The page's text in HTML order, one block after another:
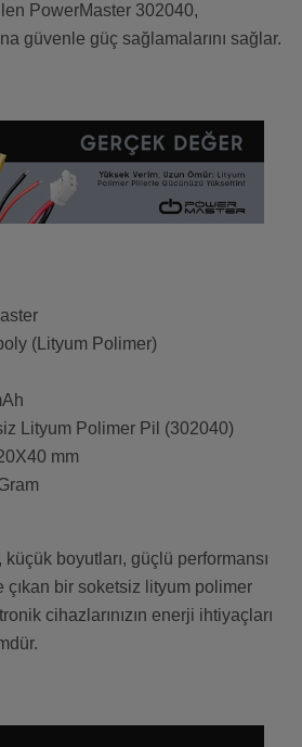
PowerMaster 302040,
güvenle güç sağlamalarını sağlar.
(Lityum Polimer)
Lityum Polimer Pil (302040)
mm
boyutları, güçlü performansı
çıkan bir soketsiz lityum polimer
cihazlarınızın enerji ihtiyaçları